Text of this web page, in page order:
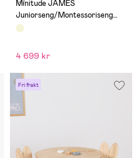
Minitude JAMES
Juniorseng/Montessoriseng
90x190, Nature
4 699 kr
Fri frakt